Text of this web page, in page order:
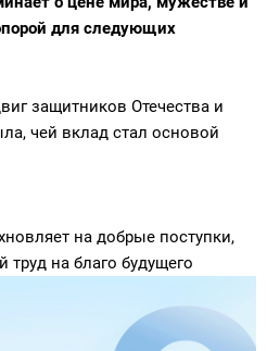
для следующих
защитников Отечества и
чей вклад стал основой
на добрые поступки,
труд на благо будущего